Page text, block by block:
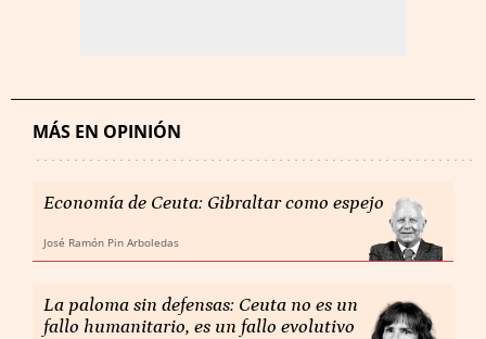
MÁS EN OPINIÓN
Economía de Ceuta: Gibraltar como espejo
José Ramón Pin Arboledas
La paloma sin defensas: Ceuta no es un
fallo humanitario, es un fallo evolutivo